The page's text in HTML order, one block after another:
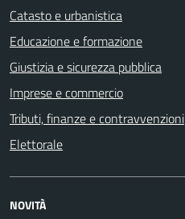
Catasto e urbanistica
Educazione e formazione
Giustizia e sicurezza pubblica
Imprese e commercio
Tributi, finanze e contravvenzioni
Elettorale
NOVITÀ